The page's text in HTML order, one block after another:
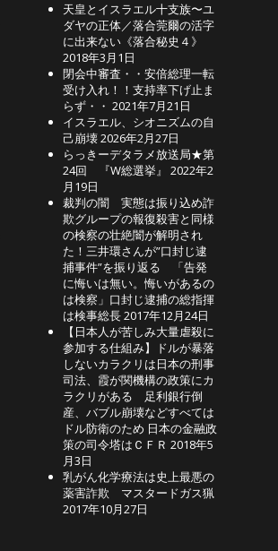
天皇とイスラエル十支族〜ユ
ダヤの正体／落合莞爾の活字
に出来ない《落合秘史４》
2018年3月1日
閉会中審査・・安倍総理一転
受け入れ！！支持率下げ止ま
らず・・ 2021年7月21日
イスラエル、シオニズムの自
己崩壊2026年2月27日
らっきーデタラメ放送局★第
24回 『W総選挙』
2022年2
月19日
裁判の闇 実態は振り込め詐
欺グループの報復殺害と同様
の検察の壮絶闇が解明され
た！三井環さんが”口封じ逮
捕事件”を振り返る 「告発
に悔いは無い。悔いがあるの
は検察」口封じ逮捕の総指揮
は検事総長2017年12月24日
【日本人が苦しみ大量虐殺に
参加する仕組み】ドルが暴落
しないカラクリは日本の刑事
司法、霞が関機構の政策にカ
ラクリがある 足利銀行倒
産、バブル崩壊などすべては
ドル防衛のため 日本の金融政
策の司令塔はＣＦＲ 2018年5
月3日
乳がん化学療法は史上最悪の
薬害詐欺 マスタードガス猟
2017年10月27日